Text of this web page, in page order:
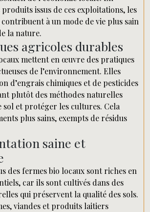
issus de ces exploitations, les
à un mode de vie plus sain
la nature.
agricoles durables
mettent en œuvre des pratiques
de l’environnement. Elles
d’engrais chimiques et de pesticides
plutôt des méthodes naturelles
et protéger les cultures. Cela
plus sains, exempts de résidus
saine et
des fermes bio locaux sont riches en
car ils sont cultivés dans des
qui préservent la qualité des sols.
viandes et produits laitiers